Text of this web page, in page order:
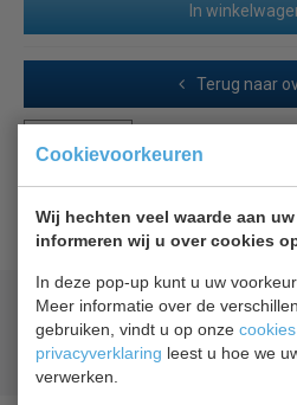
Cookievoorkeuren
Wij hechten veel waarde aan
informeren wij u over cookies
In deze pop-up kunt u uw
Meer informatie over de
gebruiken, vindt u op onze cookies
privacyverklaring leest u hoe we
verwerken.
In
Terug naar
Beschrijving
Combisteel deur rubber
Geld terugprijsgarantie
Lage prijzen hoge service
Gratis verzendingvanaf € 200,00